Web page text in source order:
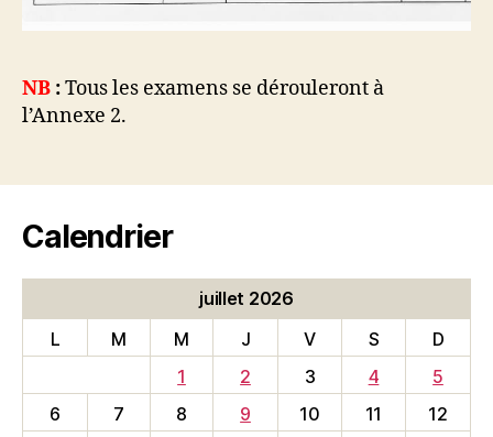
NB :Tous les examens se dérouleront à
l’Annexe 2.
Calendrier
juillet 2026
L
M M J V S
D
1
2 3 4
5
6
7 8 9 10 11
12